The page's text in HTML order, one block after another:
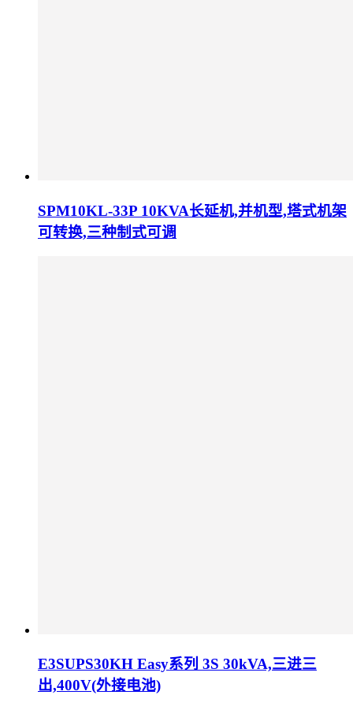
SPM10KL-33P 10KVA长延机,并机型,塔式机架
可转换,三种制式可调
E3SUPS30KH Easy系列 3S 30kVA,三进三
出,400V(外接电池)